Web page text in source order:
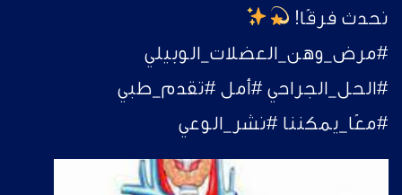
نحدث فرقًا!
#مرض_وهن_العضلات_الوبيلي
#الحل_الجراحي #أمل #تقدم_طبي
#معًا_يمكننا #نشر_الوعي